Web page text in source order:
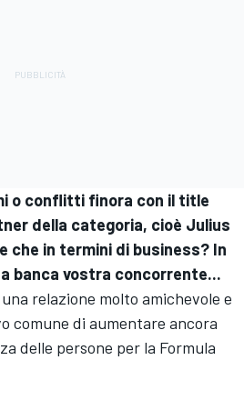
o conflitti finora con il title
della categoria, cioè Julius
che in termini di business? In
banca vostra concorrente...
relazione molto amichevole e
comune di aumentare ancora
delle persone per la Formula